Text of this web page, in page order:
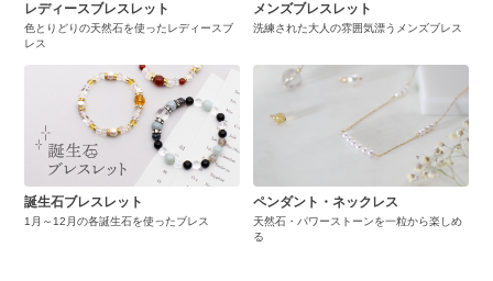
レディースブレスレット
色とりどりの天然石を使ったレディースブ
レス
メンズブレスレット
洗練された大人の雰囲気漂うメンズブレス
誕生石ブレスレット
1月～12月の各誕生石を使ったブレス
ペンダント・ネックレス
天然石・パワーストーンを一粒から楽しめ
る